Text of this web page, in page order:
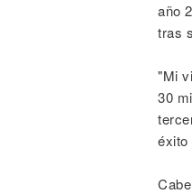
año
tras
"Mi
30
éxito